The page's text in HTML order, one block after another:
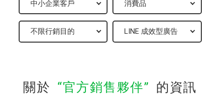
關於 官方銷售夥伴 的資訊